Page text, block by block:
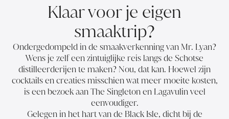
Klaar voor je eigen
smaaktrip?
Ondergedompeld in de smaakverkenning van Mr. Lyan?
Wens je zelf een zintuiglijke reis langs de Schotse
distilleerderijen te maken? Nou, dat kan. Hoewel zijn
cocktails en creaties misschien wat meer moeite kosten,
is een bezoek aan The Singleton en Lagavulin veel
eenvoudiger.
Gelegen in het hart van de Black Isle, dicht bij de